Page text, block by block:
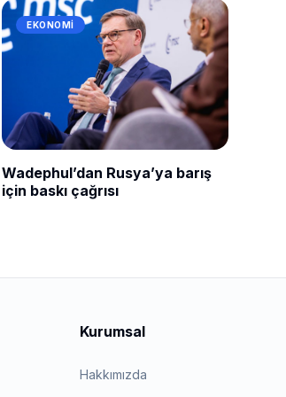
EKONOMI
Wadephul’dan Rusya’ya barış
için baskı çağrısı
Kurumsal
Hakkımızda